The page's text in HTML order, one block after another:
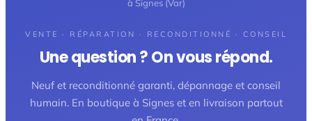
à Signes (Var)
VENTE · RÉPARATION · RECONDITIONNÉ · CONSEIL
Une question ? On vous répond.
Neuf et reconditionné garanti, dépannage et conseil
humain. En boutique à Signes et en livraison partout